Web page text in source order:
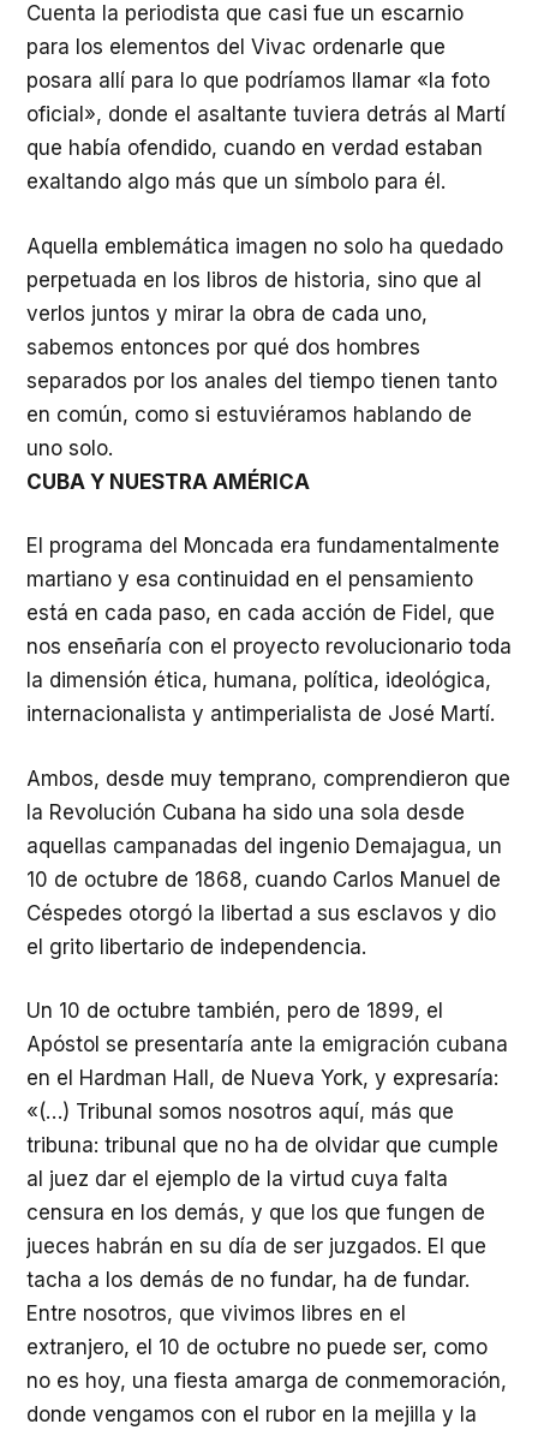
Cuenta la periodista que casi fue un escarnio
para los elementos del Vivac ordenarle que
posara allí para lo que podríamos llamar «la foto
oficial», donde el asaltante tuviera detrás al Martí
que había ofendido, cuando en verdad estaban
exaltando algo más que un símbolo para él.
Aquella emblemática imagen no solo ha quedado
perpetuada en los libros de historia, sino que al
verlos juntos y mirar la obra de cada uno,
sabemos entonces por qué dos hombres
separados por los anales del tiempo tienen tanto
en común, como si estuviéramos hablando de
uno solo.
CUBA Y NUESTRA AMÉRICA
El programa del Moncada era fundamentalmente
martiano y esa continuidad en el pensamiento
está en cada paso, en cada acción de Fidel, que
nos enseñaría con el proyecto revolucionario toda
la dimensión ética, humana, política, ideológica,
internacionalista y antimperialista de José Martí.
Ambos, desde muy temprano, comprendieron que
la Revolución Cubana ha sido una sola desde
aquellas campanadas del ingenio Demajagua, un
10 de octubre de 1868, cuando Carlos Manuel de
Céspedes otorgó la libertad a sus esclavos y dio
el grito libertario de independencia.
Un 10 de octubre también, pero de 1899, el
Apóstol se presentaría ante la emigración cubana
en el Hardman Hall, de Nueva York, y expresaría:
«(…) Tribunal somos nosotros aquí, más que
tribuna: tribunal que no ha de olvidar que cumple
al juez dar el ejemplo de la virtud cuya falta
censura en los demás, y que los que fungen de
jueces habrán en su día de ser juzgados. El que
tacha a los demás de no fundar, ha de fundar.
Entre nosotros, que vivimos libres en el
extranjero, el 10 de octubre no puede ser, como
no es hoy, una fiesta amarga de conmemoración,
donde vengamos con el rubor en la mejilla y la